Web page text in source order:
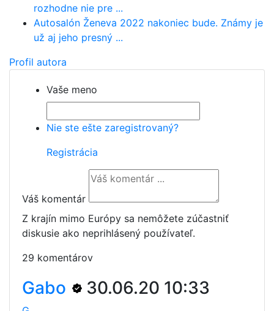
rozhodne nie pre ...
Autosalón Ženeva 2022 nakoniec bude. Známy je
už aj jeho presný ...
Profil autora
Vaše meno
Nie ste ešte zaregistrovaný?
Registrácia
Váš komentár
Z krajín mimo Európy sa nemôžete zúčastniť
diskusie ako neprihlásený používateľ.
29 komentárov
Gabo 30.06.20 10:33